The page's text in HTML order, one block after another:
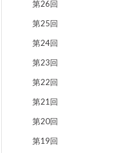
第26回
第25回
第24回
第23回
第22回
第21回
第20回
第19回